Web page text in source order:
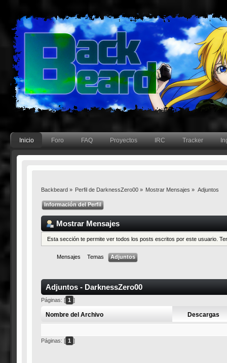
Inicio Foro FAQ Proyectos IRC Tracker
Backbeard» Perfil de DarknessZero00» Mostrar Mensajes » Adjuntos
Información del Perfil
Mostrar Mensajes
Esta sección te permite ver todos los posts escritos por este usuario.
Mensajes Temas Adjuntos
Adjuntos - DarknessZero00
Páginas: [ 1 ]
Nombre del Archivo Descargas
Páginas: [ 1 ]